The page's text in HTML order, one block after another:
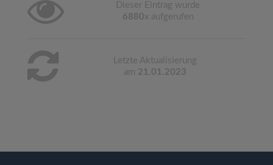
Dieser Eintrag wurde
6880x aufgerufen
Letzte Aktualisierung
am 21.01.2023